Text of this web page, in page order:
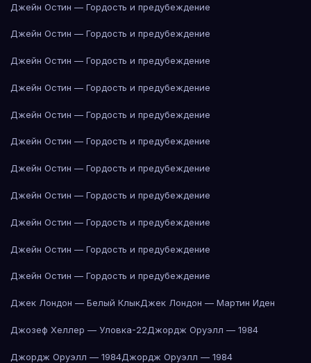
Джейн Остин — Гордость и предубеждение
Джейн Остин — Гордость и предубеждение
Джейн Остин — Гордость и предубеждение
Джейн Остин — Гордость и предубеждение
Джейн Остин — Гордость и предубеждение
Джейн Остин — Гордость и предубеждение
Джейн Остин — Гордость и предубеждение
Джейн Остин — Гордость и предубеждение
Джейн Остин — Гордость и предубеждение
Джейн Остин — Гордость и предубеждение
Джейн Остин — Гордость и предубеждение
Джек Лондон — Белый КлыкДжек Лондон — Мартин Иден
Джозеф Хеллер — Уловка-22Джордж Оруэлл — 1984
Джордж Оруэлл — 1984Джордж Оруэлл — 1984